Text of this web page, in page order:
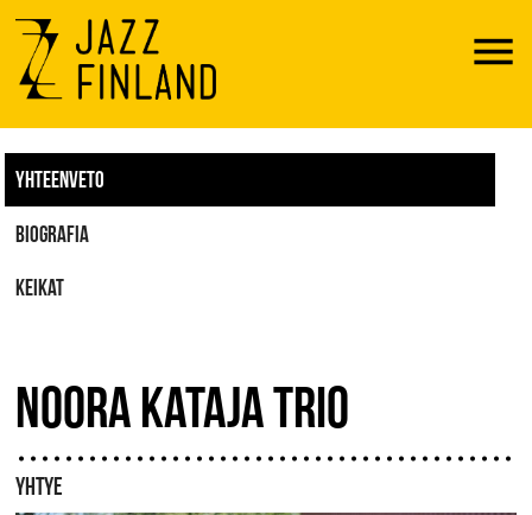
Menu
YHTEENVETO
BIOGRAFIA
KEIKAT
NOORA KATAJA TRIO
YHTYE